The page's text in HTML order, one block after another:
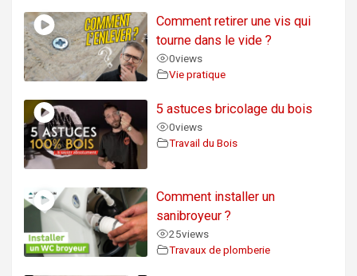
Comment retirer une vis qui
tourne dans le vide ?
0views
Vie pratique
5 astuces bricolage du bois
0views
Travail du Bois
Comment installer un
sanibroyeur ?
25views
Travaux de plomberie